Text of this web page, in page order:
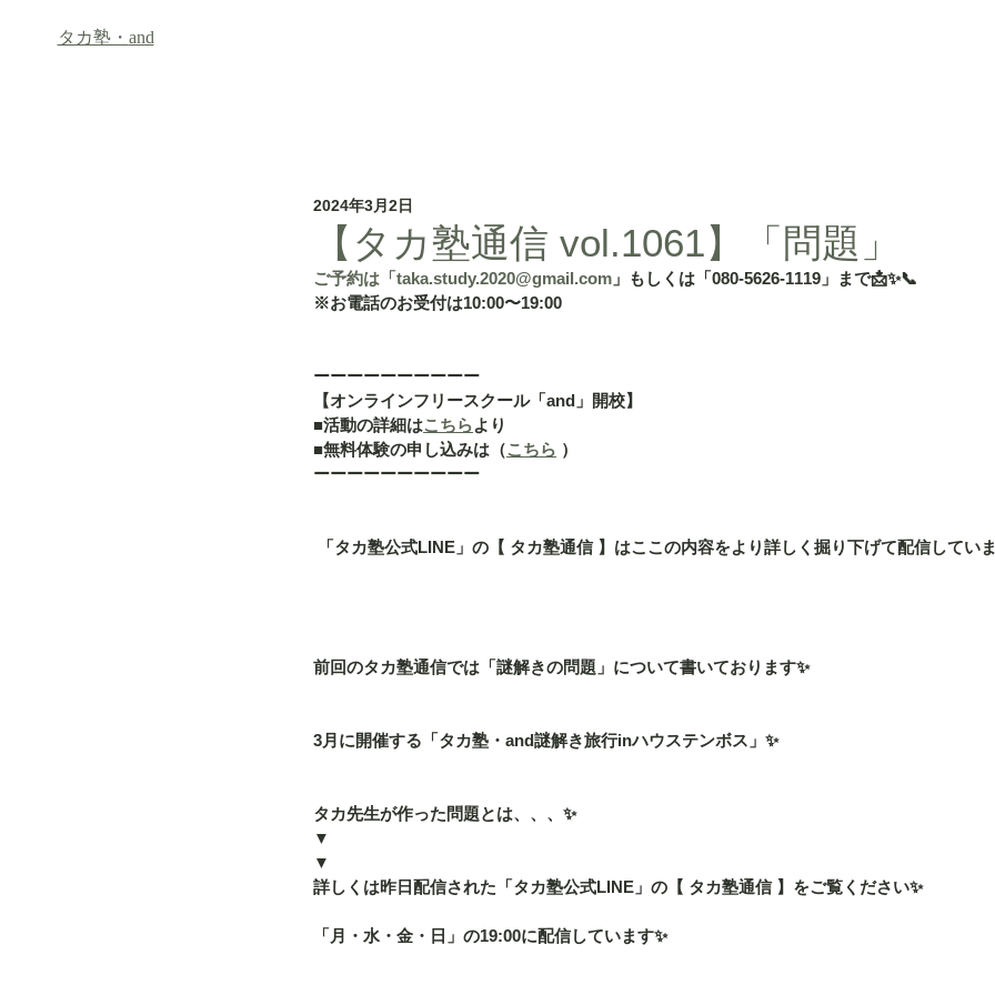
タカ塾・ and
【タカ塾通信 vol.1061】「問題」
2024年3月2日
ご予約は「taka.study.2020@gmail.com 」もしくは「080-5626-1119」まで📩✨📞
※お電話のお受付は10:00〜19:00
ーーーーーーーーーー
【オンラインフリースクール「and」開校】
■活動の詳細はこちらより
■無料体験の申し込みは（こちら ）
ーーーーーーーーーー
「タカ塾公式LINE」の【 タカ塾通信 】はここの内容をより詳しく掘り下げて配信してい
前回のタカ塾通信では「謎解きの問題」について書いております✨
3月に開催する「タカ塾・and謎解き旅行inハウステンボス」✨
タカ先生が作った問題とは、、、✨
▼
▼
詳しくは昨日配信された「タカ塾公式LINE」の【 タカ塾通信 】をご覧ください✨
「月・水・金・日」の19:00に配信しています✨